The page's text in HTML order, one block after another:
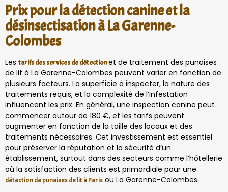
Prix pour la détection canine et la
désinsectisation à La Garenne-
Colombes
Les tarifs des services de détectionet de traitement des punaises
de lit à La Garenne-Colombes peuvent varier en fonction de
plusieurs facteurs. La superficie à inspecter, la nature des
traitements requis, et la complexité de l’infestation
influencent les prix. En général, une inspection canine peut
commencer autour de 180 €, et les tarifs peuvent
augmenter en fonction de la taille des locaux et des
traitements nécessaires. Cet investissement est essentiel
pour préserver la réputation et la sécurité d’un
établissement, surtout dans des secteurs comme l’hôtellerie
où la satisfaction des clients est primordiale pour une
détection de punaises de lit à Paris ou La Garenne-Colombes.